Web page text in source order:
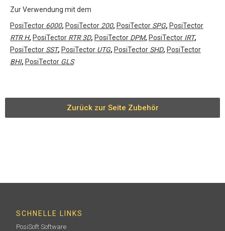
Zur Verwendung mit dem
PosiTector 6000, PosiTector 200, PosiTector SPG, PosiTector
RTR H, PosiTector RTR 3D, PosiTector DPM, PosiTector IRT,
PosiTector SST, PosiTector UTG, PosiTector SHD, PosiTector
BHI, PosiTector GLS
Zurück zur Seite Zubehör
SCHNELLE LINKS
PosiSoft Software